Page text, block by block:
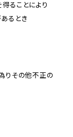
ることにより
るとき
りその他不正の